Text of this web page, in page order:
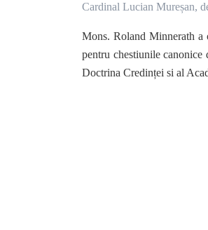
Cardinal Lucian Mureșan,
Mons. Roland Minnerath a
pentru chestiunile
Doctrina Credinței si al